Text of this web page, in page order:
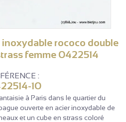
inoxydable rococo double
femme 0422514
:
10
à Paris dans le quartier du
ouverte en acier inoxydable de
et un cube en strass coloré